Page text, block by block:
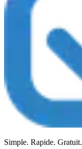
Simple. Rapide. Gratuit.